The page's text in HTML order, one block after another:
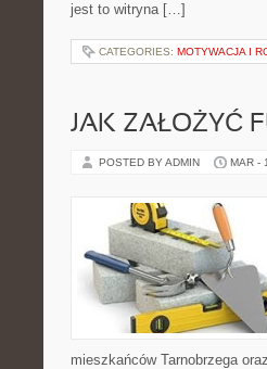
jest to witryna […]
CATEGORIES: MOTYWACJA I
JAK ZAŁOŻYĆ
POSTED BY ADMIN MAR -
mieszkańców Tarnobrzega